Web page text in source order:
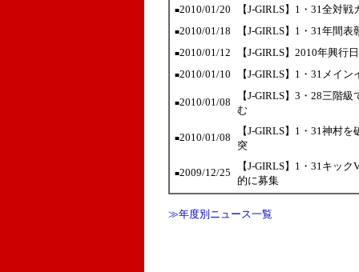
■2010/01/20 【J-GIRLS】1・31全対
■2010/01/18 【J-GIRLS】1・31年間
■2010/01/12 【J-GIRLS】2010年興
■2010/01/10 【J-GIRLS】1・31メイ
■2010/01/08
【J-GIRLS】3・28三階
む
■2010/01/08
【J-GIRLS】1・31神村
突
■2009/12/25
【J-GIRLS】1・31キッ
的に募集
≫年度別ニュース一覧